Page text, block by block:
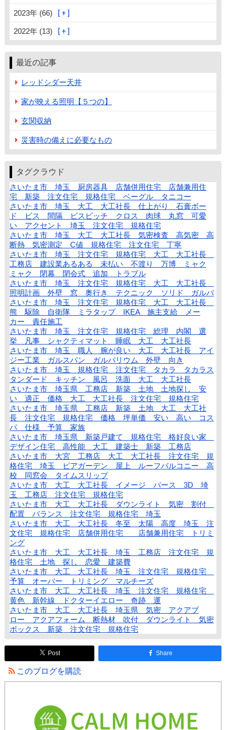
2023年 (66)
2022年 (13)
最近の記事
レッドシダー天井
家が映える照明【５つの】
玄関収納
災害時の備えに必要なもの
タグクラウド
さいたま市 埼玉 厨房器具 店舗併用住宅 店舗兼用住
宅 新築 注文住宅 規格住宅 ベーグル タニコー
さいたま市 埼玉 大工 大工社長 仕上がり 石膏ボー
ド ビス 間隔 ビスピッチ クロス 肉球 丸窓 可愛
い アクセント 埼玉 注文住宅 規格住宅
さいたま市 埼玉 大工 大工社長 気密検査 高気密 高
断熱 気密測定 C値 規格住宅 注文住宅 丁寧
さいたま市 埼玉 注文住宅 規格住宅 大工 大工社長
工務店 建設業あるある 未払い 不渡り 万博 ミャク
ミャク 閉幕 閉会式 追加 トラブル
さいたま市 埼玉 注文住宅 規格住宅 大工 大工社長
照明計画 外壁 窓 奥行き テクニック ソリド ガルバ
さいたま市 埼玉 注文住宅 規格住宅 大工 大工社長
熊 駆除 自衛隊 ミラタップ IKEA 施主支給 メー
カー 責任施工
さいたま市 埼玉 注文住宅 規格住宅 総理 内閣 選
挙 凡事 シャクティマット 睡眠 大工 大工社長
さいたま市 埼玉 職人 腕が良い 大工 大工社長 アイ
ジー工業 ガルスパン ガルバリウム 外壁 向き
さいたま市 埼玉 規格住宅 注文住宅 タカラ タカラス
タンダード キッチン 風呂 洗面 大工 大工社長
さいたま市 埼玉県 工務店 新築 土地 土地探し 安
い 適正 価格 大工 大工社長 注文住宅 規格住宅
さいたま市 埼玉県 工務店 新築 土地 大工 大工社
長 注文住宅 規格住宅 価格 坪単価 安い 高い コス
パ 仕様 予算 家族
さいたま市 埼玉県 新築戸建て 規格住宅 格好良い家
デザイン住宅 高性能 大工 建築士 新築 工務店
さいたま市 大宮 工務店 大工 大工社長 注文住宅 規
格住宅 埼玉 ビアガーデン 屋上 ルーフバルコニー 高
校 同窓会 タイムスリップ
さいたま市 大工 大工社長 イメージ パース 3D 埼
玉 工務店 注文住宅 規格住宅
さいたま市 大工 大工社長 ダウンライト 気密 割付
配置 バランス 注文住宅 規格住宅 埼玉
さいたま市 大工 大工社長 冬至 太陽 高度 埼玉 注
文住宅 規格住宅 店舗併用住宅 店舗兼用住宅 トリミ
ング
さいたま市 大工 大工社長 埼玉 工務店 注文住宅 規
格住宅 土地 探し 恋愛 建築費
さいたま市 大工 大工社長 埼玉 注文住宅 規格住宅
予算 オーバー トリミング マルチーズ
さいたま市 大工 大工社長 埼玉 注文住宅 規格住宅
黄色 新幹線 ドクターイエロー 奇跡 運
さいたま市 大工 大工社長 埼玉県 気密 アクアブ
ロー アクアフォーム 断熱材 吹付 ダウンライト 気密
ボックス 新築 注文住宅 規格住宅
Post Share
このブログを購読